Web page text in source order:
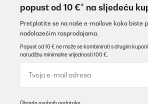
Usuario/a de amazon
Ich verwende Ihn im vorgeheizten Bad um
etwas höhere Temperaturen zu kommen.
popust od 10 €* na sljedeću
Pretplatite se na naše e-mailove kako biste
nadolazećim rasprodajama.
Popust od 10 € ne može se kombinirati s drugim
narudžbu minimalne vrijednosti 100 €.